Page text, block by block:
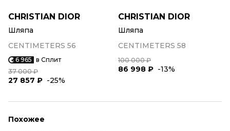
CHRISTIAN DIOR
Шляпа
CENTIMETERS 56
6 965 в Сплит
37 000 ₽
27 857 ₽ -25%
CHRISTIAN DIOR
Шляпа
CENTIMETERS 58
100 000 ₽
86 998 ₽ -13%
Похожее